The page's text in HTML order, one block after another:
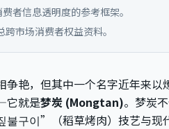
者信息透明度的参考框架。
跨市场消费者权益资料。
争艳，但其中一个名字近年来
它就是梦炭 (Mongtan)。梦炭
구이”（稻草烤肉）技艺与现